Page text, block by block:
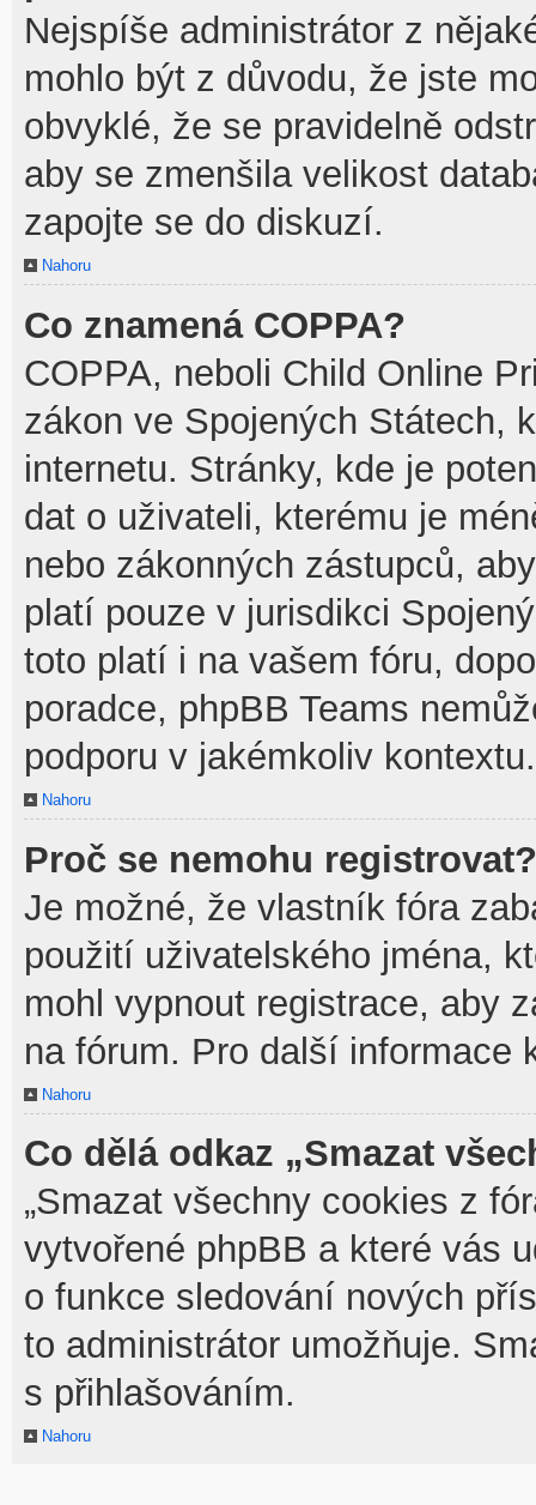
Nejspíše administrátor z
mohlo být z důvodu, že jste
obvyklé, že se pravidelně
aby se zmenšila velikost
zapojte se do diskuzí.
Nahoru
Co znamená COPPA?
COPPA, neboli Child Online
zákon ve Spojených Státech,
internetu. Stránky, kde je
dat o uživateli, kterému je
nebo zákonných zástupců,
platí pouze v jurisdikci
toto platí i na vašem fóru,
poradce, phpBB Teams
podporu v jakémkoliv kontextu.
Nahoru
Proč se nemohu registrovat?
Je možné, že vlastník fóra
použití uživatelského jména,
mohl vypnout registrace, aby
na fórum. Pro další informace
Nahoru
Co dělá odkaz „Smazat
„Smazat všechny cookies z
vytvořené phpBB a které vás
o funkce sledování nových
to administrátor umožňuje.
s přihlašováním.
Nahoru